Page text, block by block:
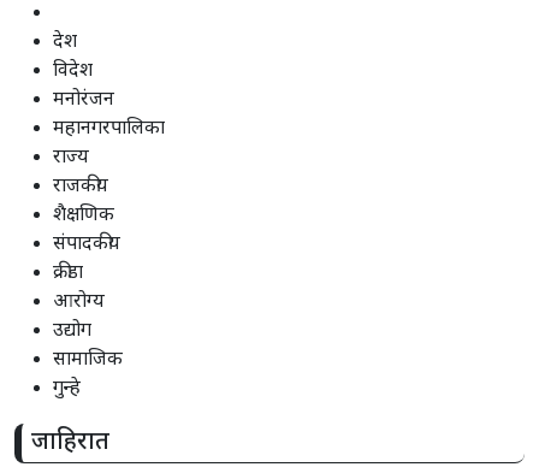
देश
विदेश
मनोरंजन
महानगरपालिका
राज्य
राजकीय
शैक्षणिक
संपादकीय
क्रीडा
आरोग्य
उद्योग
सामाजिक
गुन्हे
जाहिरात